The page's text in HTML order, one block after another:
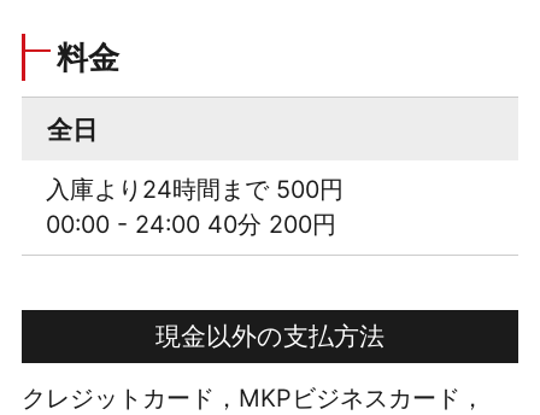
料金
全日
入庫より24時間まで 500円
00:00 - 24:00 40分 200円
現金以外の支払方法
クレジットカード，MKPビジネスカード，